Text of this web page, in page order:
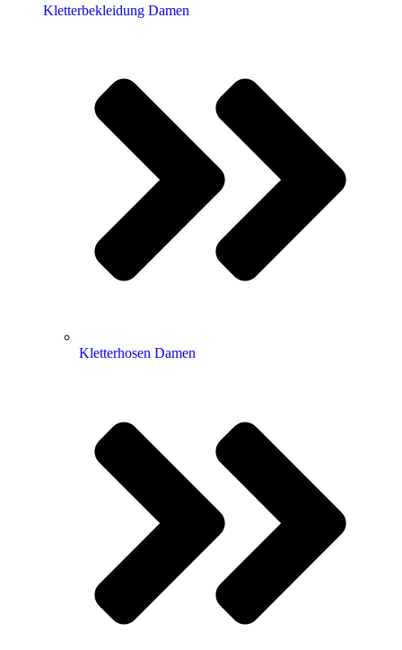
Kletterbekleidung Damen
Kletterhosen Damen